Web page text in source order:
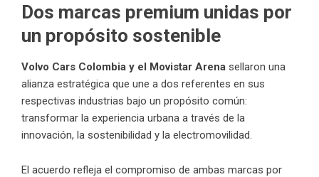
Dos marcas premium unidas por
un propósito sostenible
Volvo Cars Colombia y el Movistar Arena sellaron una
alianza estratégica que une a dos referentes en sus
respectivas industrias bajo un propósito común:
transformar la experiencia urbana a través de la
innovación, la sostenibilidad y la electromovilidad.
El acuerdo refleja el compromiso de ambas marcas por